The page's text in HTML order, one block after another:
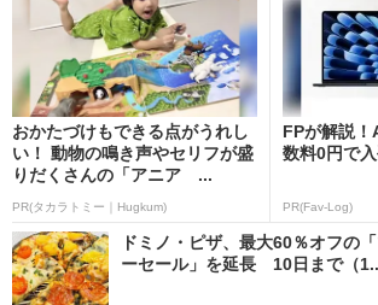
おかたづけもできる点がうれし
い！ 動物の鳴き声やセリフが盛
りだくさんの「アニア ...
PR(タカラトミー｜Hugkum)
FPが解説
数料0円で
PR(Fav-Log)
ドミノ・ピザ、最大60％オフの
ーセール」を延長 10日まで（